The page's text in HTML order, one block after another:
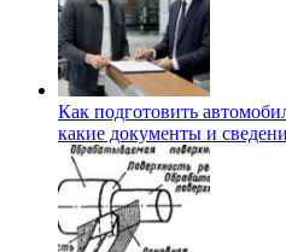
Как подготовить
какие документы и